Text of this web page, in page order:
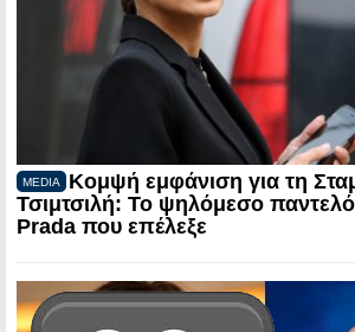
MEDIA
Κομψή εμφάνιση για τη
Τσιμτσιλή: Το ψηλόμεσο
Prada που επέλεξε